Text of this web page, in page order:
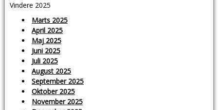
Vindere 2025
Marts 2025
April 2025
Maj 2025
Juni 2025
Juli 2025
August 2025
September 2025
Oktober 2025
November 2025